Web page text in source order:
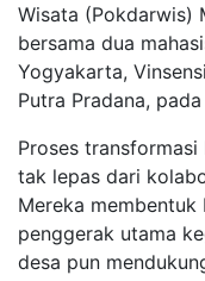
Wisata (Pokdarwis)
bersama dua
Yogyakarta,
Putra Pradana,
Proses
tak lepas dari
Mereka
penggerak utama
desa pun